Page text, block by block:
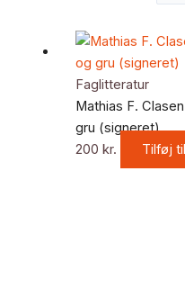
Faglitteratur
Mathias F.
gru (signeret)
200 kr. Tilføj